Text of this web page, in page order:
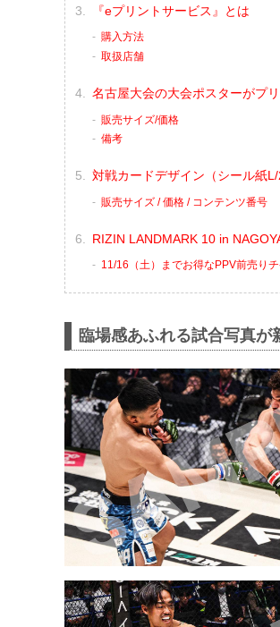
『eプリントサービス』とは
購入方法
取扱店舗
名古屋大会の大会ポスターがプリ
販売サイズ/価格
備考
対戦カードデザイン（シール紙L/
販売サイズ / 価格 / コンテンツ番号
RIZIN LANDMARK 10 in
11/16（土）までお得なPPV前売りチ
臨場感あふれる試合写真が